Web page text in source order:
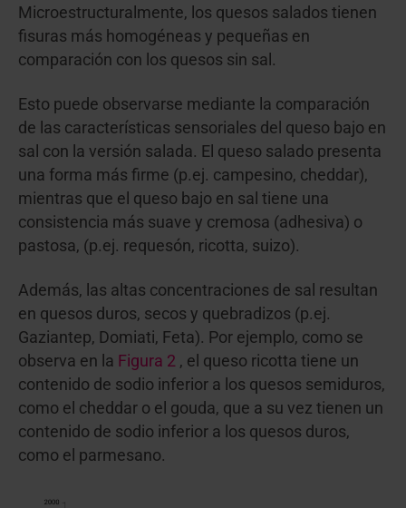
Microestructuralmente, los quesos salados tienen
fisuras más homogéneas y pequeñas en
comparación con los quesos sin sal.
Esto puede observarse mediante la comparación
de las características sensoriales del queso bajo en
sal con la versión salada. El queso salado presenta
una forma más firme (p.ej. campesino, cheddar),
mientras que el queso bajo en sal tiene una
consistencia más suave y cremosa (adhesiva) o
pastosa, (p.ej. requesón, ricotta, suizo).
Además, las altas concentraciones de sal resultan
en quesos duros, secos y quebradizos (p.ej.
Gaziantep, Domiati, Feta). Por ejemplo, como se
observa en la Figura 2 , el queso ricotta tiene un
contenido de sodio inferior a los quesos semiduros,
como el cheddar o el gouda, que a su vez tienen un
contenido de sodio inferior a los quesos duros,
como el parmesano.